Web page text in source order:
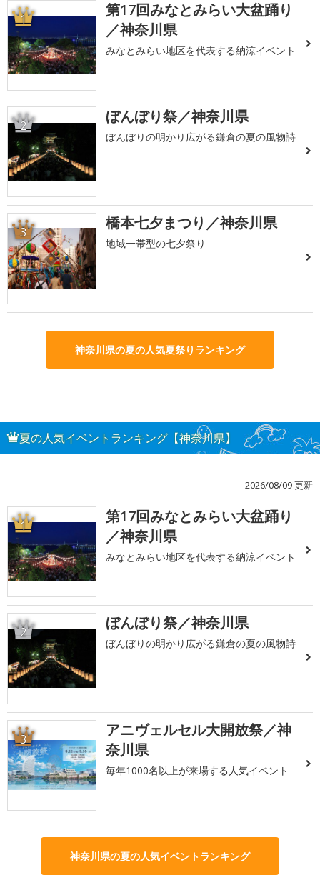
1
第17回みなとみらい大盆踊り
／神奈川県
みなとみらい地区を代表する納涼イベント
2 ぼんぼり祭／神奈川県
ぼんぼりの明かり広がる鎌倉の夏の風物詩
3 橋本七夕まつり／神奈川県
地域一帯型の七夕祭り
神奈川県の夏の人気夏祭りランキング
夏の人気イベントランキング【神奈川県】
2026/08/09 更新
1
第17回みなとみらい大盆踊り
／神奈川県
みなとみらい地区を代表する納涼イベント
2 ぼんぼり祭／神奈川県
ぼんぼりの明かり広がる鎌倉の夏の風物詩
3
アニヴェルセル大開放祭／神
奈川県
毎年1000名以上が来場する人気イベント
神奈川県の夏の人気イベントランキング